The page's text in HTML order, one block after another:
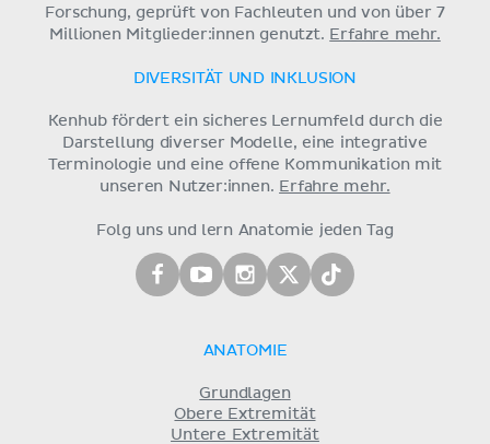
Forschung, geprüft von Fachleuten und von über 7
Millionen Mitglieder:innen genutzt. Erfahre mehr.
DIVERSITÄT UND INKLUSION
Kenhub fördert ein sicheres Lernumfeld durch die
Darstellung diverser Modelle, eine integrative
Terminologie und eine offene Kommunikation mit
unseren Nutzer:innen. Erfahre mehr.
Folg uns und lern Anatomie jeden Tag
ANATOMIE
Grundlagen
Obere Extremität
Untere Extremität